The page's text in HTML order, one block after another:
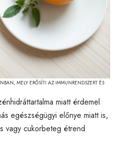
MELY ERŐSÍTI AZ IMMUNRENDSZERT ÉS
miatt érdemel
egészségügyi előnye miatt is,
vagy cukorbeteg étrend